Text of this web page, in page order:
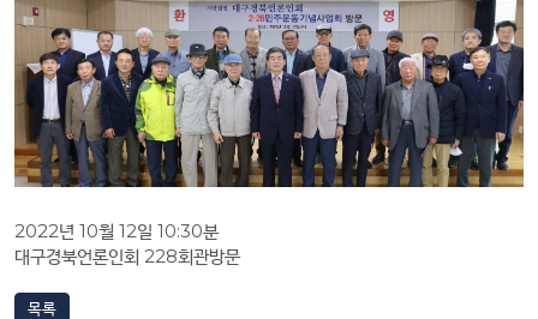
2022년 10월 12일 10:30분
대구경북언론인회 228회관방문
목록